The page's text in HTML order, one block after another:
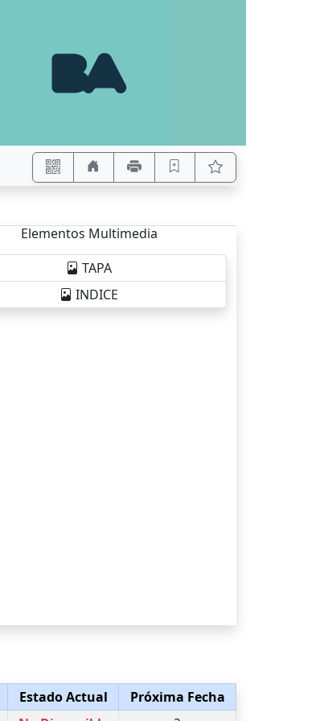
Elementos Multimedia
TAPA
INDICE
Estado Actual
Próxima Fecha